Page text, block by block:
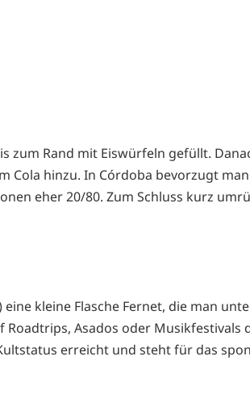
zum Rand mit Eiswürfeln gefüllt.
Cola hinzu. In Córdoba bevorzugt
eher 20/80. Zum Schluss kurz
eine kleine Flasche Fernet, die man
Roadtrips, Asados oder Musikfestivals
erreicht und steht für das